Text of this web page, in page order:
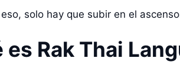
solo hay que subir en el
es Rak Thai